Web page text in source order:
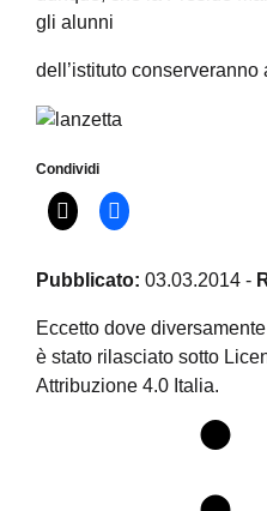
gli alunni
dell’istituto
Condividi
Pubblicato: 03.03.2014 -
Eccetto dove
è stato rilasciato sotto
Attribuzione 4.0 Italia.